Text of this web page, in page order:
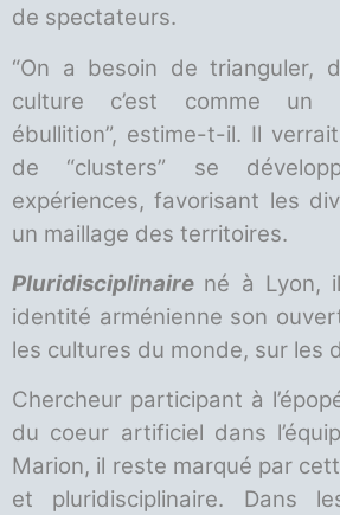
de spectateurs.
“On a besoin de trianguler,
culture c’est comme un
ébullition”, estime-t-il. Il
de “clusters” se
expériences, favorisant les
un maillage des territoires.
Pluridisciplinaire né à Lyon,
identité arménienne son
les cultures du monde, sur les
Chercheur participant à
du coeur artificiel dans
Marion, il reste marqué par
et pluridisciplinaire. Dans